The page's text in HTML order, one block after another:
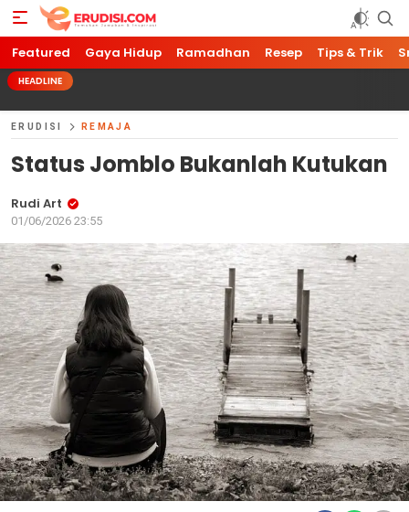
Featured Gaya Hidup Ramadhan Resep Tips & Trik
HEADLINE
ERUDISI REMAJA
Status Jomblo Bukanlah Kutukan
Rudi Art
01/06/2026 23:55